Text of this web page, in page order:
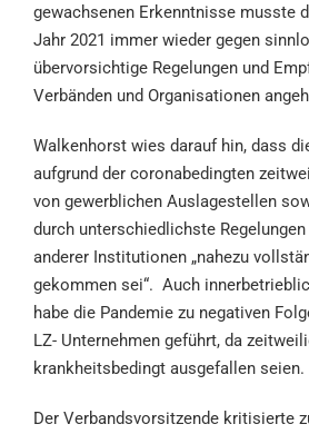
gewachsenen Erkenntnisse musste
Jahr 2021 immer wieder gegen
übervorsichtige Regelungen und
Verbänden und Organisationen
Walkenhorst wies darauf hin, dass
aufgrund der coronabedingten
von gewerblichen Auslagestellen
durch unterschiedlichste
anderer Institutionen „nahezu
gekommen sei“. Auch
habe die Pandemie zu negativen
LZ- Unternehmen geführt, da
krankheitsbedingt ausgefallen seien.
Der Verbandsvorsitzende kritisierte